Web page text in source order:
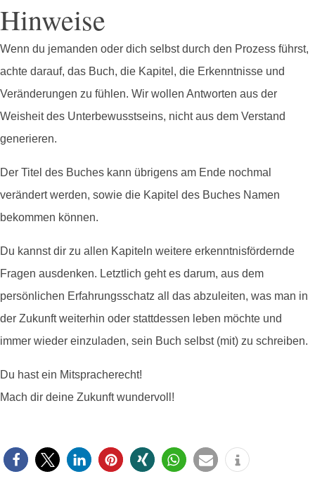
Hinweise
Wenn du jemanden oder dich selbst durch den Prozess führst,
achte darauf, das Buch, die Kapitel, die Erkenntnisse und
Veränderungen zu fühlen. Wir wollen Antworten aus der
Weisheit des Unterbewusstseins, nicht aus dem Verstand
generieren.
Der Titel des Buches kann übrigens am Ende nochmal
verändert werden, sowie die Kapitel des Buches Namen
bekommen können.
Du kannst dir zu allen Kapiteln weitere erkenntnisfördernde
Fragen ausdenken. Letztlich geht es darum, aus dem
persönlichen Erfahrungsschatz all das abzuleiten, was man in
der Zukunft weiterhin oder stattdessen leben möchte und
immer wieder einzuladen, sein Buch selbst (mit) zu schreiben.
Du hast ein Mitspracherecht!
Mach dir deine Zukunft wundervoll!